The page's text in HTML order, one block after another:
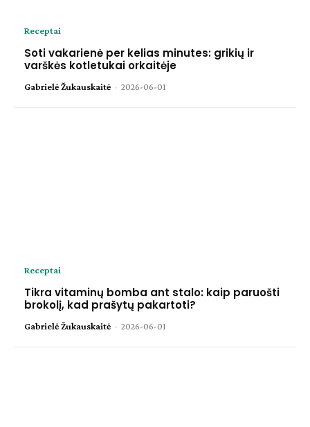
Receptai
Soti vakarienė per kelias minutes: grikių ir
varškės kotletukai orkaitėje
Gabrielė Žukauskaitė - 2026-06-01
Receptai
Tikra vitaminų bomba ant stalo: kaip paruošti
brokolį, kad prašytų pakartoti?
Gabrielė Žukauskaitė - 2026-06-01